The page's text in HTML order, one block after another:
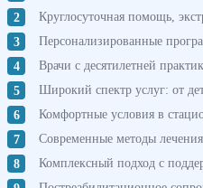
Круглосуточная помощь,
Персонализированные
Врачи с десятилетней
Широкий спектр услуг: от
Комфортные условия в
Современные методы лечения.
Комплексный подход с